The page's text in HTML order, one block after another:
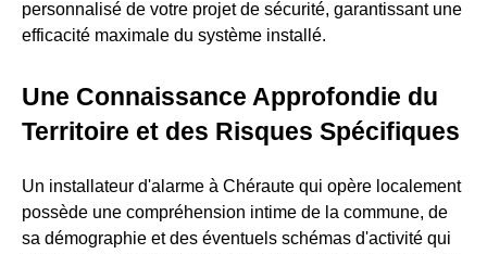
personnalisé de votre projet de sécurité, garantissant une
efficacité maximale du système installé.
Une Connaissance Approfondie du
Territoire et des Risques Spécifiques
Un installateur d'alarme à Chéraute qui opère localement
possède une compréhension intime de la commune, de
sa démographie et des éventuels schémas d'activité qui